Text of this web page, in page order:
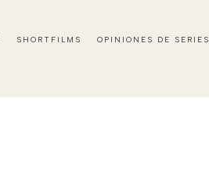
SHORTFILMS OPINIONES DE SERIES